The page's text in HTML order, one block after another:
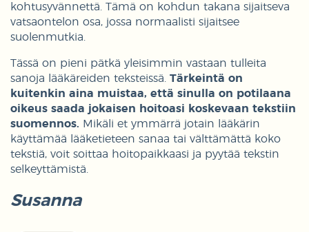
kohtusyvännettä. Tämä on kohdun takana sijaitseva
vatsaontelon osa, jossa normaalisti sijaitsee
suolenmutkia.
Tässä on pieni pätkä yleisimmin vastaan tulleita
sanoja lääkäreiden teksteissä. Tärkeintä on
kuitenkin aina muistaa, että sinulla on potilaana
oikeus saada jokaisen hoitoasi koskevaan tekstiin
suomennos. Mikäli et ymmärrä jotain lääkärin
käyttämää lääketieteen sanaa tai välttämättä koko
tekstiä, voit soittaa hoitopaikkaasi ja pyytää tekstin
selkeyttämistä.
Susanna